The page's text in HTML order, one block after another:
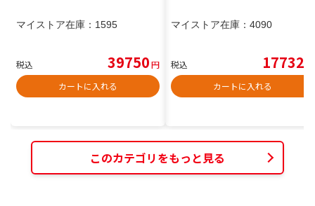
マイストア在庫： 1595
税込 39750円
カートに入れる
マイストア在庫： 4090
税込 17732
カートに入れる
このカテゴリをもっと見る